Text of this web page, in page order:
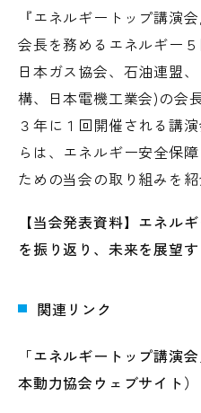
『エネルギートップ講演
会長を務めるエネルギー５
日本ガス協会、石油連盟
構、日本電機工業会)の会
３年に１回開催される講
らは、エネルギー安全保
ための当会の取り組みを紹
【当会発表資料】エネ
を振り返り、未来を展望す
関連リンク
「エネルギートップ講演
本動力協会ウェブサイト）